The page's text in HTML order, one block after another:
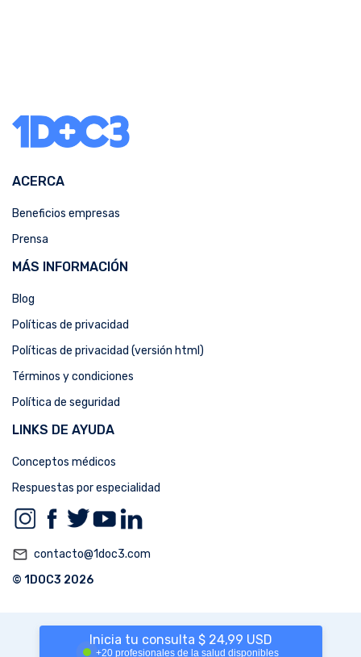
Inicia tu consulta $ 24,99 USD
+20 profesionales de la salud disponibles
ACERCA
Beneficios empresas
Prensa
MÁS INFORMACIÓN
Blog
Políticas de privacidad
Políticas de privacidad (versión html)
Términos y condiciones
Política de seguridad
LINKS DE AYUDA
Conceptos médicos
Respuestas por especialidad
mail_outline contacto@1doc3.com
© 1DOC3 2026